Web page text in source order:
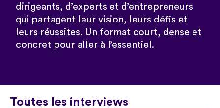
dirigeants, d’experts et d’entrepreneurs
qui partagent leur vision, leurs défis et
leurs réussites. Un format court, dense et
concret pour aller à l’essentiel.
Toutes les interviews